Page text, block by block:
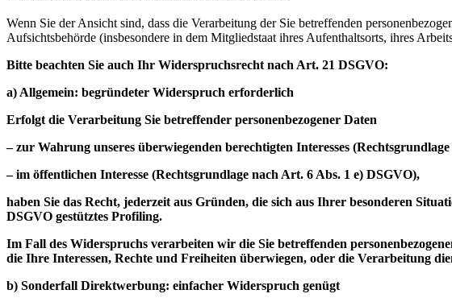
Wenn Sie der Ansicht sind, dass die Verarbeitung der Sie betreffenden
Aufsichtsbehörde (insbesondere in dem Mitgliedstaat ihres Aufenthaltsorts, ihres
Bitte beachten Sie auch Ihr Widerspruchsrecht nach Art. 21 DSGVO:
a) Allgemein: begründeter Widerspruch erforderlich
Erfolgt die Verarbeitung Sie betreffender personenbezogener Daten
– zur Wahrung unseres überwiegenden berechtigten Interesses
– im öffentlichen Interesse (Rechtsgrundlage nach Art. 6 Abs. 1 e) DSGVO),
haben Sie das Recht, jederzeit aus Gründen, die sich aus Ihrer besonderen
DSGVO gestütztes Profiling.
Im Fall des Widerspruchs verarbeiten wir die Sie betreffenden
die Ihre Interessen, Rechte und Freiheiten überwiegen, oder die Verarbeitung
b) Sonderfall Direktwerbung: einfacher Widerspruch genügt